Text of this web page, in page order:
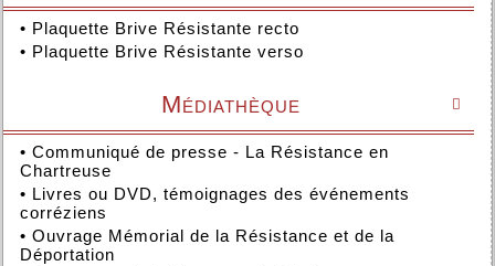
• Plaquette Brive Résistante recto
• Plaquette Brive Résistante verso

Médiathèque
• Communiqué de presse - La Résistance en
Chartreuse
• Livres ou DVD, témoignages des événements
corréziens
• Ouvrage Mémorial de la Résistance et de la
Déportation